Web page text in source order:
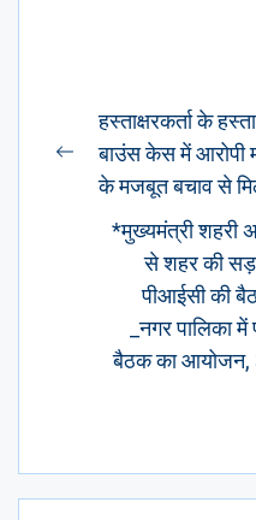
Post
navigation
Previous
post:
हस्ताक्षरकर्ता के
बाउंस केस में आरोपी
के मजबूत बचाव से
*मुख्यमंत्री शहरी
से शहर की
पीआईसी की
_नगर पालिका
बैठक का आयोजन,